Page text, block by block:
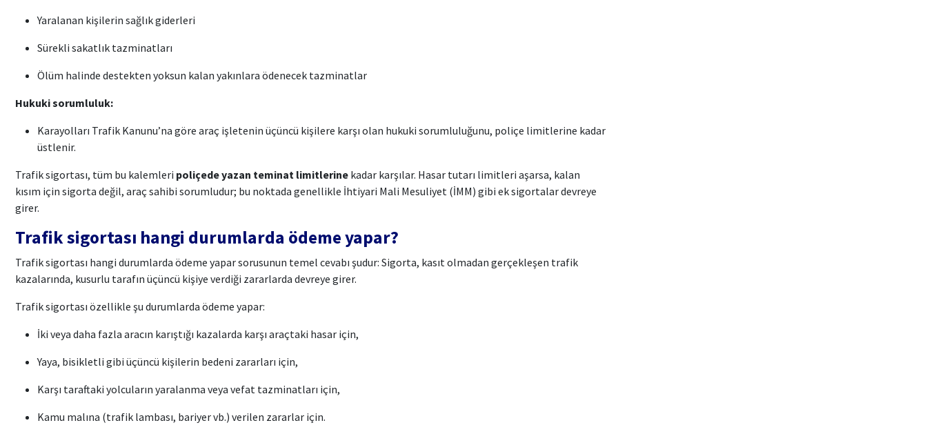
Yaralanan kişilerin sağlık giderleri
Sürekli sakatlık tazminatları
Ölüm halinde destekten yoksun kalan yakınlara ödenecek tazminatlar
Hukuki sorumluluk:
Karayolları Trafik Kanunu’na göre araç işletenin üçüncü kişilere karşı olan hukuki sorumluluğunu, poliçe limitlerine kadar
üstlenir.
Trafik sigortası, tüm bu kalemleri poliçede yazan teminat limitlerine kadar karşılar. Hasar tutarı limitleri aşarsa, kalan
kısım için sigorta değil, araç sahibi sorumludur; bu noktada genellikle İhtiyari Mali Mesuliyet (İMM) gibi ek sigortalar devreye
girer.
Trafik sigortası hangi durumlarda ödeme yapar?
Trafik sigortası hangi durumlarda ödeme yapar sorusunun temel cevabı şudur: Sigorta, kasıt olmadan gerçekleşen trafik
kazalarında, kusurlu tarafın üçüncü kişiye verdiği zararlarda devreye girer.
Trafik sigortası özellikle şu durumlarda ödeme yapar:
İki veya daha fazla aracın karıştığı kazalarda karşı araçtaki hasar için,
Yaya, bisikletli gibi üçüncü kişilerin bedeni zararları için,
Karşı taraftaki yolcuların yaralanma veya vefat tazminatları için,
Kamu malına (trafik lambası, bariyer vb.) verilen zararlar için.